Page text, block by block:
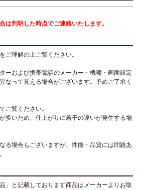
は判明した時点でご連絡いたします。
ご理解の上ご覧ください。
ーおよび携帯電話のメーカー・機種・画面設定
なって見える場合がございます。予めご了承く
ご覧ください。
多いため、仕上がりに若干の違いが発生する場
る場合もございますが、性能・品質には問題あ
」と記載しております商品はメーカーよりお取